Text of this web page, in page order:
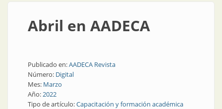
Abril en AADECA
Publicado en:AADECA Revista
Número: Digital
Mes: Marzo
Año:2022
Tipo de artículo:Capacitación y formación académica